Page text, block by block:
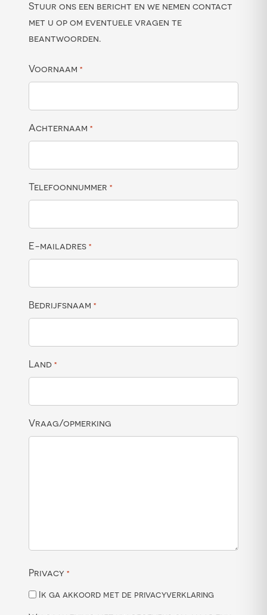
Stuur ons een bericht en we nemen contact
met u op om eventuele vragen te
beantwoorden.
Voornaam *
Achternaam *
Telefoonnummer *
E-mailadres *
Bedrijfsnaam *
Land *
Vraag/opmerking
Privacy *
Ik ga akkoord met de privacyverklaring